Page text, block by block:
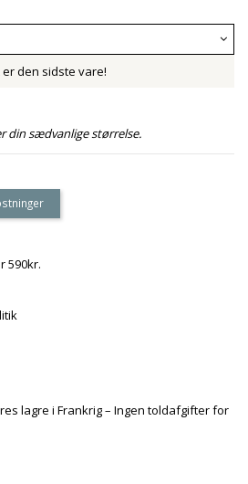
er den sidste vare!
din sædvanlige størrelse.
590kr.
lagre i Frankrig – Ingen toldafgifter for